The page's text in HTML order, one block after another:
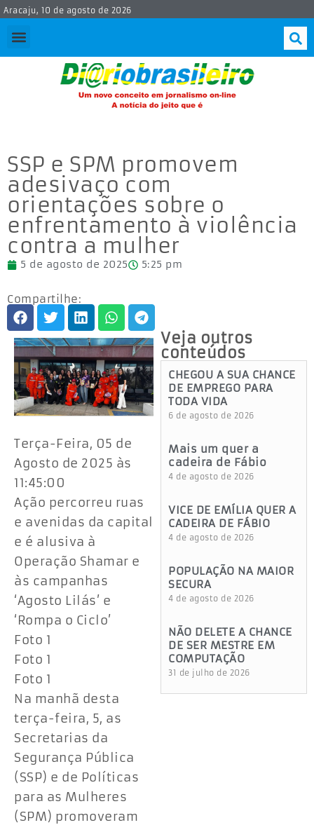
Aracaju, 10 de agosto de 2026
SSP e SPM promovem
adesivaço com
orientações sobre o
enfrentamento à violência
contra a mulher
5 de agosto de 2025 5:25 pm
Compartilhe:
Terça-Feira, 05 de
Agosto de 2025 às
11:45:00
Ação percorreu ruas
e avenidas da capital
e é alusiva à
Operação Shamar e
às campanhas
‘Agosto Lilás’ e
‘Rompa o Ciclo’
Foto 1
Foto 1
Foto 1
Na manhã desta
terça-feira, 5, as
Secretarias da
Segurança Pública
(SSP) e de Políticas
para as Mulheres
(SPM) promoveram
Veja outros
conteúdos
CHEGOU A SUA CHANCE
DE EMPREGO PARA
TODA VIDA
6 de agosto de 2026
Mais um quer a
cadeira de Fábio
4 de agosto de 2026
VICE DE EMÍLIA QUER A
CADEIRA DE FÁBIO
4 de agosto de 2026
POPULAÇÃO NA MAIOR
SECURA
4 de agosto de 2026
NÃO DELETE A CHANCE
DE SER MESTRE EM
COMPUTAÇÃO
31 de julho de 2026